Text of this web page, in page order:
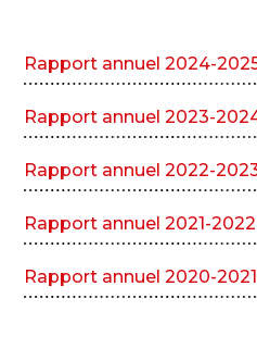
Rapport annuel 2024-
Rapport annuel 2023-
Rapport annuel 2022-
Rapport annuel 2021-2022
Rapport annuel 2020-2021